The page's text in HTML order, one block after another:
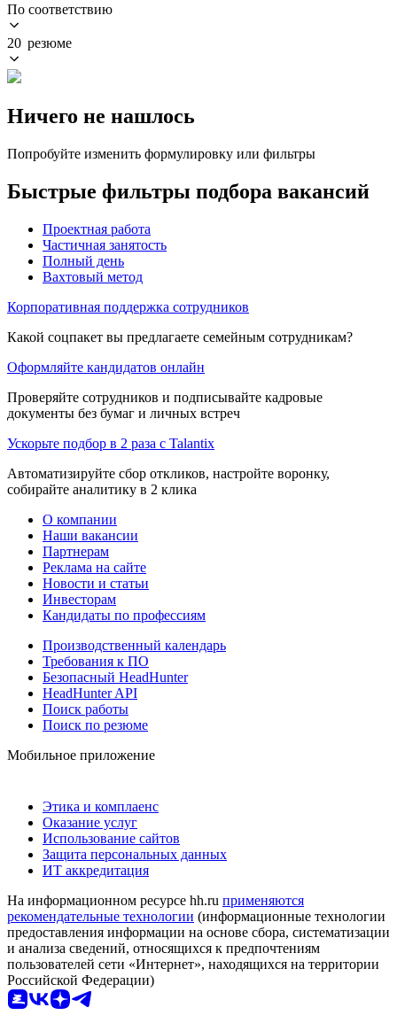
По соответствию
20 резюме
Ничего не нашлось
Попробуйте изменить формулировку или фильтры
Быстрые фильтры подбора вакансий
Проектная работа
Частичная занятость
Полный день
Вахтовый метод
Корпоративная поддержка сотрудников
Какой соцпакет вы предлагаете семейным сотрудникам?
Оформляйте кандидатов онлайн
Проверяйте сотрудников и подписывайте кадровые
документы без бумаг и личных встреч
Ускорьте подбор в 2 раза с Talantix
Автоматизируйте сбор откликов, настройте воронку,
собирайте аналитику в 2 клика
О компании
Наши вакансии
Партнерам
Реклама на сайте
Новости и статьи
Инвесторам
Кандидаты по профессиям
Производственный календарь
Требования к ПО
Безопасный HeadHunter
HeadHunter API
Поиск работы
Поиск по резюме
Мобильное приложение
Этика и комплаенс
Оказание услуг
Использование сайтов
Защита персональных данных
ИТ аккредитация
На информационном ресурсе hh.ru применяются
рекомендательные технологии (информационные технологии
предоставления информации на основе сбора, систематизации
и анализа сведений, относящихся к предпочтениям
пользователей сети «Интернет», находящихся на территории
Российской Федерации)